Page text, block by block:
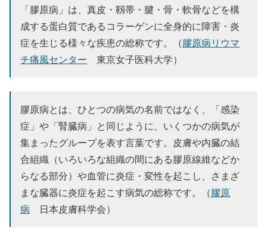
「膠原病」は、真皮・靱帯・腱・骨・軟骨などを構
成する蛋白質であるコラーゲンに全身的に障害・炎
症を生じる様々な疾患の総称です。（膠原病リウマ
チ痛風センター 東京女子医科大学）
膠原病とは、ひとつの病気の名前ではなく、「感染
症」や「腎臓病」と同じように、いくつかの病気が
集まったグループを表す言葉です。皮膚や内臓の結
合組織（いろいろな組織の間にある膠原線維などか
らなる部分）や血管に炎症・変性を起こし、さまざ
まな臓器に炎症を起こす病気の総称です。（膠原
病 日本皮膚科学会）